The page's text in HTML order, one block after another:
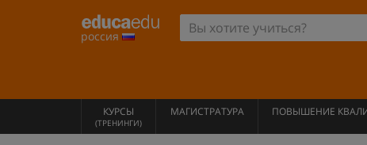
россия
КУРСЫ
(ТРЕНИНГИ)
МАГИСТРАТУРА ПОВЫШЕНИЕ